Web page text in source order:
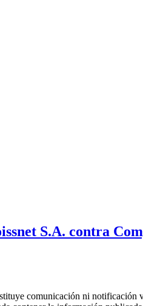
S.A. contra
comunicación ni